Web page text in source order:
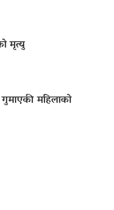
मृत्यु
गुमाएकी महिलाको